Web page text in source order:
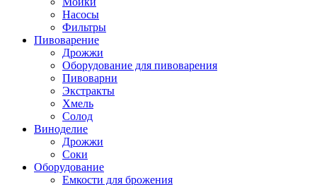
Насосы
Фильтры
Пивоварение
Дрожжи
Оборудование для пивоварения
Пивоварни
Экстракты
Хмель
Солод
Виноделие
Дрожжи
Соки
Оборудование
Емкости для брожения